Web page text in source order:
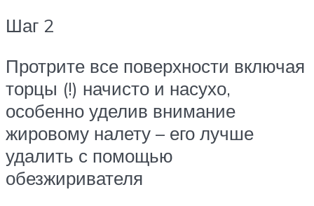
Шаг 2
Протрите все поверхности включая
торцы (!) начисто и насухо,
особенно уделив внимание
жировому налету – его лучше
удалить с помощью
обезжиривателя